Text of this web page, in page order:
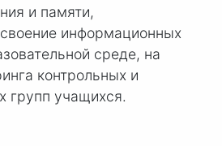
и памяти,
информационных
среде, на
контрольных и
групп учащихся.